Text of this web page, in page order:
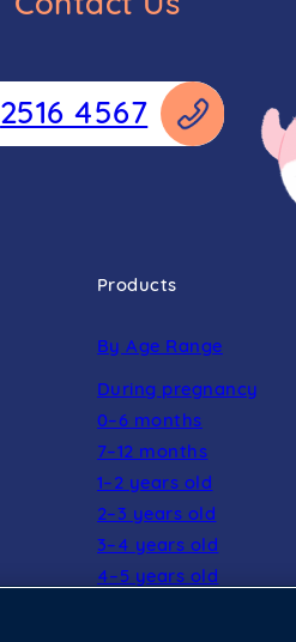
2516 4567
Products
By Age Range
During pregnancy
0–6 months
7–12 months
1–2 years old
2–3 years old
3–4 years old
4–5 years old